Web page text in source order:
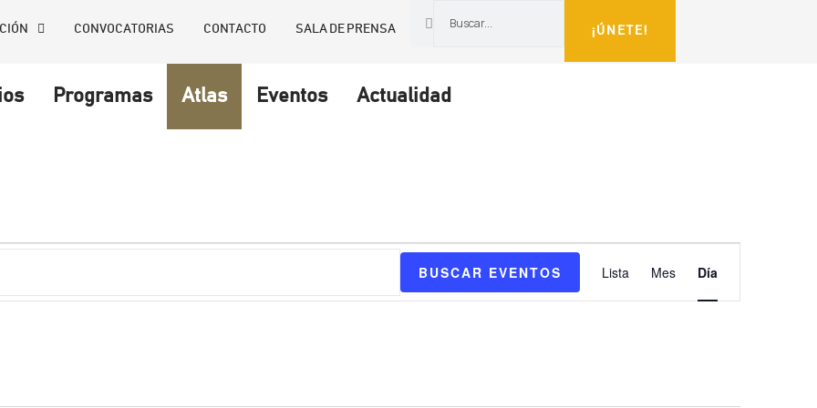
CONVOCATORIAS CONTACTO SALA DE PRENSA ¡ÚNETE!
Programas Atlas Eventos Actualidad
BUSCAR EVENTOS
DE
DE
Lista Mes Día